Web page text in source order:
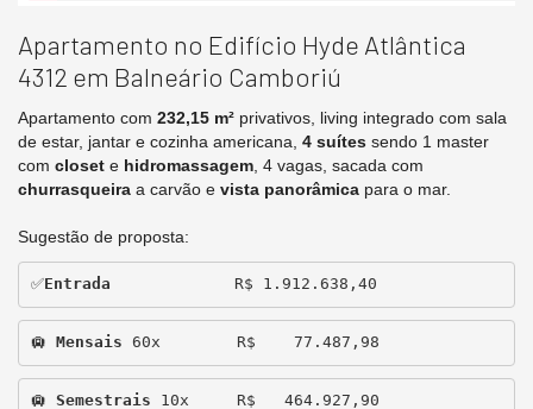
Apartamento no Edifício Hyde Atlântica
4312 em Balneário Camboriú
Apartamento com 232,15 m² privativos, living integrado com sala
de estar, jantar e cozinha americana, 4 suítes sendo 1 master
com closet e hidromassagem, 4 vagas, sacada com
churrasqueira a carvão e vista panorâmica para o mar.
Sugestão de proposta:
✅Entrada R$ 1.912.638,40
🛄 Mensais 60x        R$    77.487,98
🛄 Semestrais 10x     R$   464.927,90